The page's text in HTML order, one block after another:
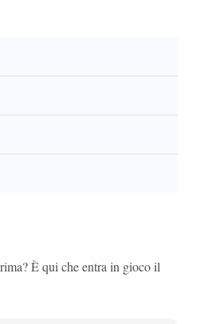
È qui che entra in gioco il